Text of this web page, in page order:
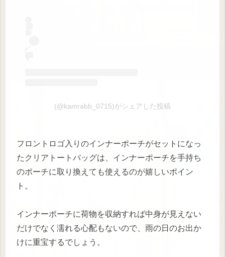
(@kamrabb_0715)がシェアした投稿
フロントロゴ入りのインナーポーチがセットになっ
たクリアトートバッグは、インナーポーチを手持ち
のポーチに取り換えても使えるのが嬉しいポイン
ト。
インナーポーチに荷物を収納すれば中身が見えない
だけでなく濡れる心配もないので、雨の日のお出か
けに重宝するでしょう。